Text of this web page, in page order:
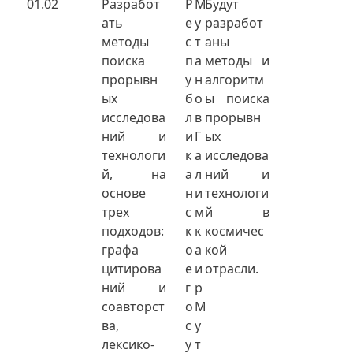
01.02
Разработ
ать
методы
поиска
прорывн
ых
исследова
ний и
технологи
й, на
основе
трех
подходов:
графа
цитирова
ний и
соавторст
ва,
лексико-
Р
е
с
п
у
б
л
и
к
а
н
с
к
о
е
г
о
с
у
М
у
т
а
н
о
в
Г
а
л
и
м
к
а
и
р
М
у
т
Будут
разработ
аны
методы и
алгоритм
ы поиска
прорывн
ых
исследова
ний и
технологи
й в
космичес
кой
отрасли.